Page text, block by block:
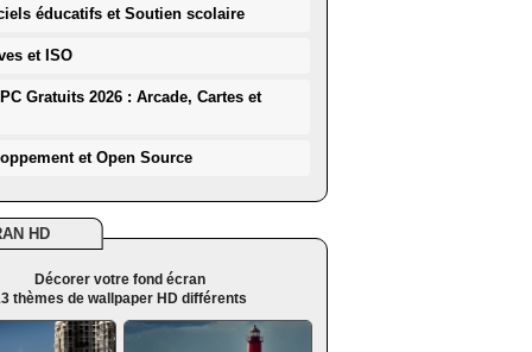
éducatifs et Soutien scolaire
et ISO
Gratuits 2026 : Arcade, Cartes et
et Open Source
HD
Décorer votre fond écran
thèmes de wallpaper HD différents